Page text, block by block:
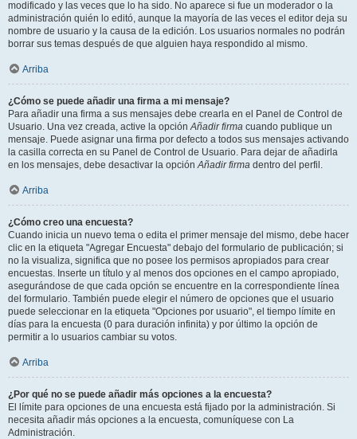
modificado y las veces que lo ha sido. No aparece si fue un moderador o la
administración quién lo editó, aunque la mayoría de las veces el editor deja su
nombre de usuario y la causa de la edición. Los usuarios normales no podrán
borrar sus temas después de que alguien haya respondido al mismo.
Arriba
¿Cómo se puede añadir una firma a mi mensaje?
Para añadir una firma a sus mensajes debe crearla en el Panel de Control de
Usuario. Una vez creada, active la opciónAñadir firma cuando publique un
mensaje. Puede asignar una firma por defecto a todos sus mensajes activando
la casilla correcta en su Panel de Control de Usuario. Para dejar de añadirla
en los mensajes, debe desactivar la opciónAñadir firma dentro del perfil.
Arriba
¿Cómo creo una encuesta?
Cuando inicia un nuevo tema o edita el primer mensaje del mismo, debe hacer
clic en la etiqueta "Agregar Encuesta" debajo del formulario de publicación; si
no la visualiza, significa que no posee los permisos apropiados para crear
encuestas. Inserte un título y al menos dos opciones en el campo apropiado,
asegurándose de que cada opción se encuentre en la correspondiente línea
del formulario. También puede elegir el número de opciones que el usuario
puede seleccionar en la etiqueta "Opciones por usuario", el tiempo límite en
días para la encuesta (0 para duración infinita) y por último la opción de
permitir a lo usuarios cambiar su votos.
Arriba
¿Por qué no se puede añadir más opciones a la encuesta?
El límite para opciones de una encuesta está fijado por la administración. Si
necesita añadir más opciones a la encuesta, comuníquese con La
Administración.